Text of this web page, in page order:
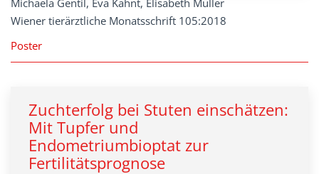
Michaela Gentil, Eva Kahnt, Elisabeth Müller
Wiener tierärztliche Monatsschrift 105:2018
Poster
Zuchterfolg bei Stuten einschätzen:
Mit Tupfer und
Endometriumbioptat zur
Fertilitätsprognose